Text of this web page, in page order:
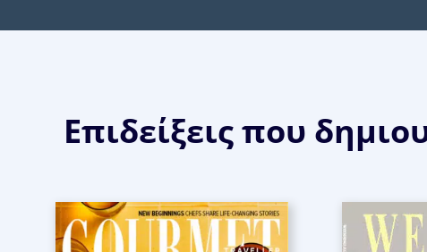
Επιδείξεις που